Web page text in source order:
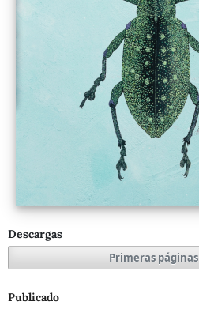
Descargas
Primeras páginas
Publicado